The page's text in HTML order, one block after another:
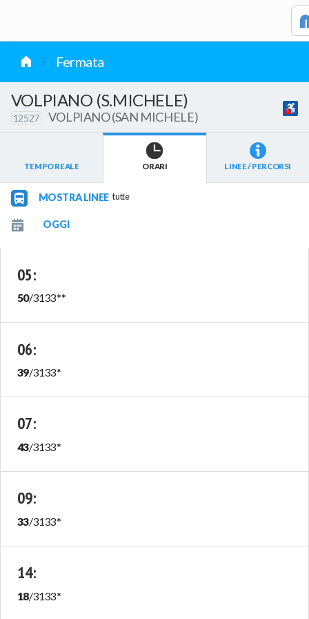
Fermata
VOLPIANO (S.MICHELE)
12527 VOLPIANO (SAN MICHELE)
TEMPO REALE ORARI LINEE / PERCORSI
MOSTRA LINEE tutte
05:
50/3133**
06:
39/3133*
07:
43/3133*
09:
33/3133*
14:
18/3133*